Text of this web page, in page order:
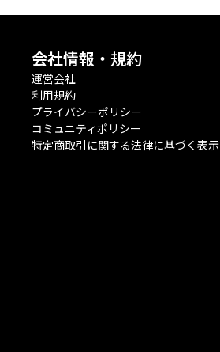
会社情報・規約
運営会社
利用規約
プライバシーポリシー
コミュニティポリシー
特定商取引に関する法律に基づく表示